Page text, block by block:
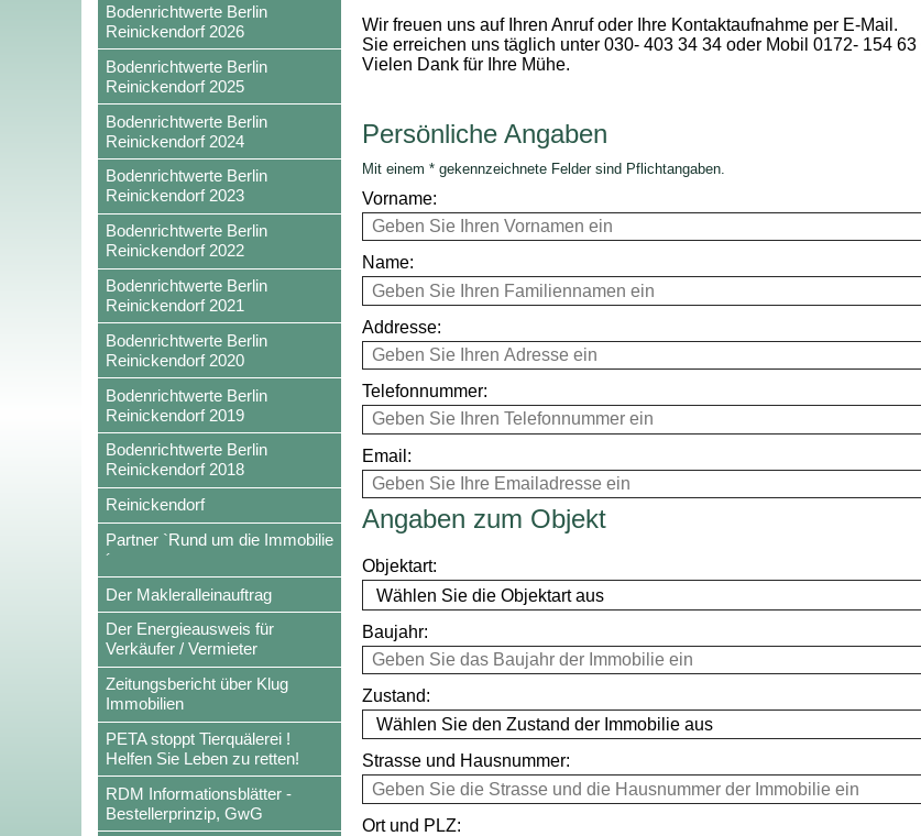
Bodenrichtwerte Berlin
Reinickendorf 2026
Bodenrichtwerte Berlin
Reinickendorf 2025
Bodenrichtwerte Berlin
Reinickendorf 2024
Bodenrichtwerte Berlin
Reinickendorf 2023
Bodenrichtwerte Berlin
Reinickendorf 2022
Bodenrichtwerte Berlin
Reinickendorf 2021
Bodenrichtwerte Berlin
Reinickendorf 2020
Bodenrichtwerte Berlin
Reinickendorf 2019
Bodenrichtwerte Berlin
Reinickendorf 2018
Reinickendorf
Partner `Rund um die Immobilie
´
Der Makleralleinauftrag
Der Energieausweis für
Verkäufer / Vermieter
Zeitungsbericht über Klug
Immobilien
PETA stoppt Tierquälerei !
Helfen Sie Leben zu retten!
RDM Informationsblätter -
Bestellerprinzip, GwG
Wir freuen uns auf Ihren Anruf oder Ihre Kontaktaufnahme per E-Mail.
Sie erreichen uns täglich unter 030- 403 34 34 oder Mobil 0172- 154 63
Vielen Dank für Ihre Mühe.
Persönliche Angaben
Mit einem * gekennzeichnete Felder sind Pflichtangaben.
Vorname:
Name:
Addresse:
Telefonnummer:
Email:
Angaben zum Objekt
Objektart:
Baujahr:
Zustand:
Strasse und Hausnummer:
Ort und PLZ: